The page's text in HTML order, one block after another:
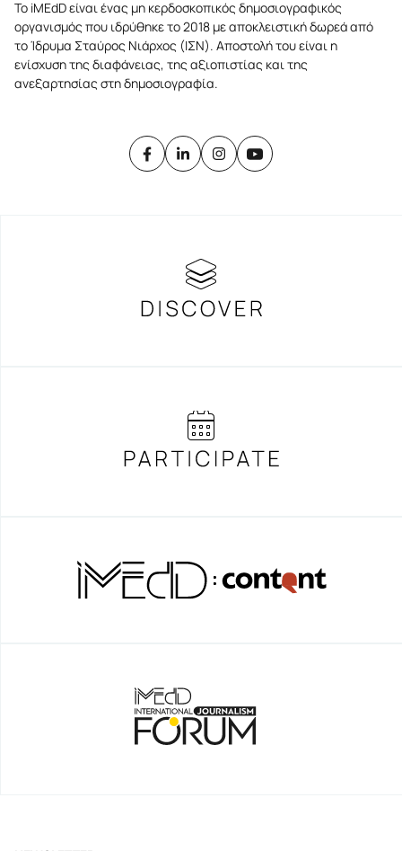
Το iMEdD είναι ένας μη κερδοσκοπικός δημοσιογραφικός
οργανισμός που ιδρύθηκε το 2018 με αποκλειστική δωρεά από
το Ίδρυμα Σταύρος Νιάρχος (ΙΣΝ). Αποστολή του είναι η
ενίσχυση της διαφάνειας, της αξιοπιστίας και της
ανεξαρτησίας στη δημοσιογραφία.